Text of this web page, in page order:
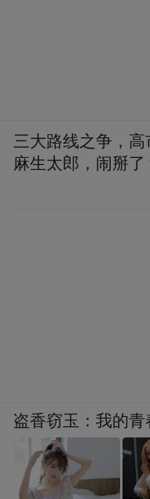
三大路线之争，高
麻生太郎，闹掰了
盗香窃玉：我的